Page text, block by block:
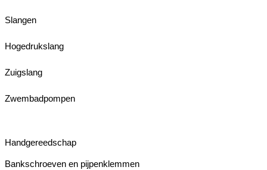
Slangen
Hogedrukslang
Zuigslang
Zwembadpompen
Handgereedschap
Bankschroeven en pijpenklemmen